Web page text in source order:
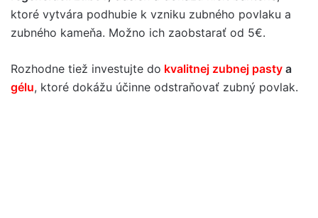
ktoré vytvára podhubie k vzniku zubného povlaku a
zubného kameňa. Možno ich zaobstarať od 5€.
Rozhodne tiež investujte do kvalitnej zubnej pasty a
gélu, ktoré dokážu účinne odstraňovať zubný povlak.